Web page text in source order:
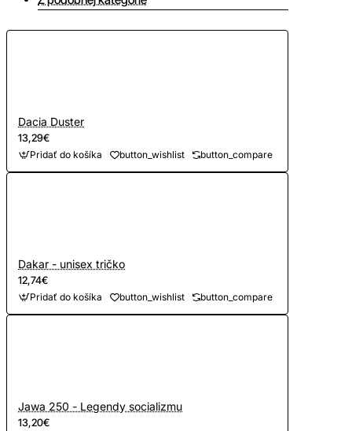
Dacia Duster
13,29€
Pridať do košíka button_wishlist button_compare
Dakar - unisex tričko
12,74€
Pridať do košíka button_wishlist button_compare
Jawa 250 - Legendy socializmu
13,20€